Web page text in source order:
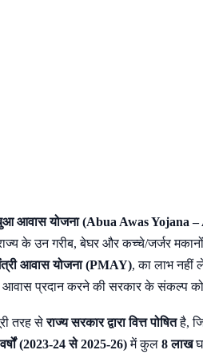
आवास योजना (Abua Awas Yojana
के उन गरीब, बेघर और कच्चे/जर्जर
आवास योजना (PMAY), का लाभ नहीं
प्रदान करने की सरकार के संकल्प को
तरह सेराज्य सरकार द्वारा वित्त पोषितहै,
(2023-24 से 2025-26)में कुल 8 लाख